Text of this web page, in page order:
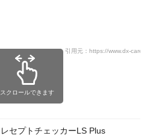
引用元：https://www.dx-care.com/
レセプトチェッカーLS Plus
スクロールできます